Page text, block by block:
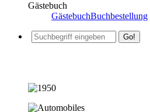
Gästebuch
GästebuchBuchbestellung